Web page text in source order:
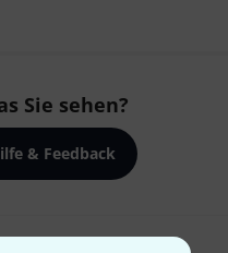
Sie sehen?
& Feedback